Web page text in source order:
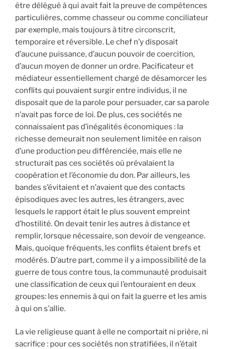
être délégué à qui avait fait la preuve de compétences
particulières, comme chasseur ou comme conciliateur
par exemple, mais toujours à titre circonscrit,
temporaire et réversible. Le chef n’y disposait
d’aucune puissance, d’aucun pouvoir de coercition,
d’aucun moyen de donner un ordre. Pacificateur et
médiateur essentiellement chargé de désamorcer les
conflits qui pouvaient surgir entre individus, il ne
disposait que de la parole pour persuader, car sa parole
n’avait pas force de loi. De plus, ces sociétés ne
connaissaient pas d’inégalités économiques : la
richesse demeurait non seulement limitée en raison
d’une production peu différenciée, mais elle ne
structurait pas ces sociétés où prévalaient la
coopération et l’économie du don. Par ailleurs, les
bandes s’évitaient et n’avaient que des contacts
épisodiques avec les autres, les étrangers, avec
lesquels le rapport était le plus souvent empreint
d’hostilité. On devait tenir les autres à distance et
remplir, lorsque nécessaire, son devoir de vengeance.
Mais, quoique fréquents, les conflits étaient brefs et
modérés. D’autre part, comme il y a impossibilité de la
guerre de tous contre tous, la communauté produisait
une classification de ceux qui l’entouraient en deux
groupes: les ennemis à qui on fait la guerre et les amis
à qui on s’allie.
La vie religieuse quant à elle ne comportait ni prière, ni
sacrifice : pour ces sociétés non stratifiées, il n’était